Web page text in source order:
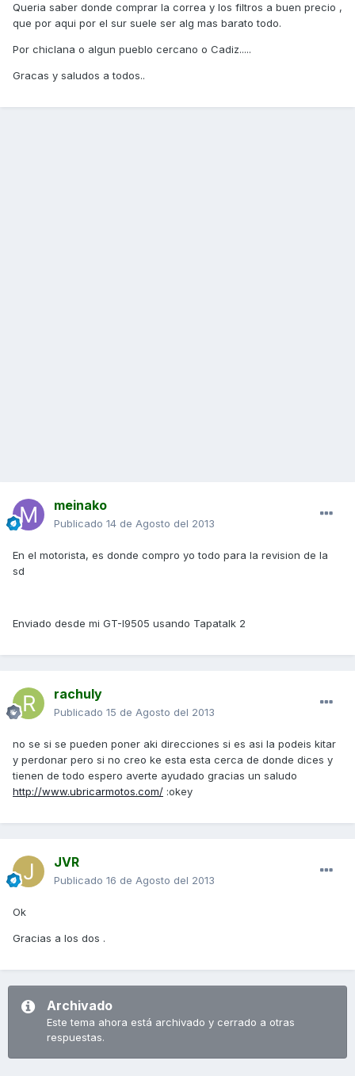
Queria saber donde comprar la correa y los filtros a buen precio ,
que por aqui por el sur suele ser alg mas barato todo.
Por chiclana o algun pueblo cercano o Cadiz.....
Gracas y saludos a todos..
meinako
Publicado 14 de Agosto del 2013
En el motorista, es donde compro yo todo para la revision de la
sd
Enviado desde mi GT-I9505 usando Tapatalk 2
rachuly
Publicado 15 de Agosto del 2013
no se si se pueden poner aki direcciones si es asi la podeis kitar
y perdonar pero si no creo ke esta esta cerca de donde dices y
tienen de todo espero averte ayudado gracias un saludo
http://www.ubricarmotos.com/ :okey
JVR
Publicado 16 de Agosto del 2013
Ok
Gracias a los dos .
Archivado
Este tema ahora está archivado y cerrado a otras
respuestas.